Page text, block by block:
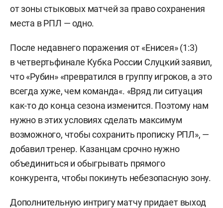
от зоны стыковых матчей за право сохранения
места в РПЛ — одно.
После недавнего поражения от «Енисея» (1:3)
в четвертьфинале Кубка России Слуцкий заявил,
что«Рубин» «превратился в группу игроков, а это
всегда хуже, чем команда«. «Вряд ли ситуация
как-то до конца сезона изменится. Поэтому нам
нужно в этих условиях сделать максимум
возможного, чтобы сохранить прописку РПЛ», —
добавил тренер. Казанцам срочно нужно
объединиться и обыгрывать прямого
конкурента, чтобы покинуть небезопасную зону.
Дополнительную интригу матчу придает выход